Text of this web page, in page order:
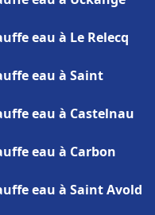
eau à Le Relecq
eau à Saint
eau à Castelnau
eau à Carbon
eau à Saint Avold